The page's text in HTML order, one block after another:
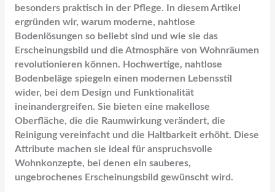
besonders praktisch in der Pflege. In diesem Artikel
ergründen wir, warum moderne, nahtlose
Bodenlösungen so beliebt sind und wie sie das
Erscheinungsbild und die Atmosphäre von Wohnräumen
revolutionieren können. Hochwertige, nahtlose
Bodenbeläge spiegeln einen modernen Lebensstil
wider, bei dem Design und Funktionalität
ineinandergreifen. Sie bieten eine makellose
Oberfläche, die die Raumwirkung verändert, die
Reinigung vereinfacht und die Haltbarkeit erhöht. Diese
Attribute machen sie ideal für anspruchsvolle
Wohnkonzepte, bei denen ein sauberes,
ungebrochenes Erscheinungsbild gewünscht wird.